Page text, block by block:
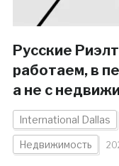
Русские
работаем, в
а не с
International Dallas
Недвижимость